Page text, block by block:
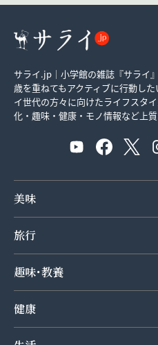
サライ.jp｜小学館の雑誌『サライ
歳を重ねてもアクティブに行動し
イ世代の方々に向けたライフスタ
化・趣味・健康・モノ情報など上
美味
旅行
趣味･教養
健康